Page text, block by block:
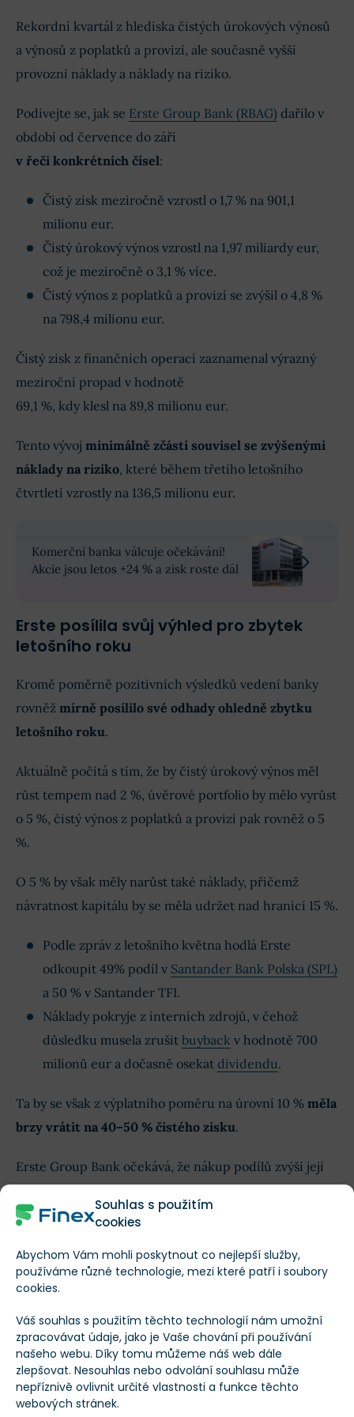
Souhlas s použitím
cookies
Abychom Vám mohli poskytnout co nejlepší služby,
používáme různé technologie, mezi které patří i soubory
cookies.
Váš souhlas s použitím těchto technologií nám umožní
zpracovávat údaje, jako je Vaše chování při používání
našeho webu. Díky tomu můžeme náš web dále
zlepšovat. Nesouhlas nebo odvolání souhlasu může
nepříznivě ovlivnit určité vlastnosti a funkce těchto
webových stránek.
Rekordní kvartál z hlediska čistých úrokových výnosů
a výnosů z poplatků a provizí, ale současně vyšší
provozní náklady a náklady na riziko.
Podívejte se, jak se Erste Group Bank (RBAG) dařilo v
období od července do září
v řeči konkrétních čísel:
Čistý zisk meziročně vzrostl o 1,7 % na 901,1
milionu eur.
Čistý úrokový výnos vzrostl na 1,97 miliardy eur,
což je meziročně o 3,1 % více.
Čistý výnos z poplatků a provizí se zvýšil o 4,8 %
na 798,4 milionu eur.
Čistý zisk z finančních operací zaznamenal výrazný
meziroční propad v hodnotě
69,1 %, kdy klesl na 89,8 milionu eur.
Tento vývoj minimálně zčásti souvisel se zvýšenými
náklady na riziko, které během třetího letošního
čtvrtletí vzrostly na 136,5 milionu eur.
Komerční banka válcuje očekávání!
Akcie jsou letos +24 % a zisk roste dál
Erste posílila svůj výhled pro zbytek
letošního roku
Kromě poměrně pozitivních výsledků vedení banky
rovněž mírně posílilo své odhady ohledně zbytku
letošního roku.
Aktuálně počítá s tím, že by čistý úrokový výnos měl
růst tempem nad 2 %, úvěrové portfolio by mělo vyrůst
o 5 %, čistý výnos z poplatků a provizí pak rovněž o 5
%.
O 5 % by však měly narůst také náklady, přičemž
návratnost kapitálu by se měla udržet nad hranicí 15 %.
Podle zpráv z letošního května hodlá Erste
odkoupit 49% podíl v Santander Bank Polska (SPL)
a 50 % v Santander TFI.
Náklady pokryje z interních zdrojů, v čehož
důsledku musela zrušit buyback v hodnotě 700
milionů eur a dočasně osekat dividendu.
Ta by se však z výplatního poměru na úrovní 10 % měla
brzy vrátit na 40–50 % čistého zisku.
Erste Group Bank očekává, že nákup podílů zvýší její
(ROE)by se v roce 2026 měla pohybovat na úrovni 19
Návratnost vlastního kapitálu (ROE):
Proč je důležitá a jak ji vypočítáte?
Erste má za sebou úspěšná tři čtvrtletí
Vezmeme-li v potaz výsledky z prvních 9 měsíců